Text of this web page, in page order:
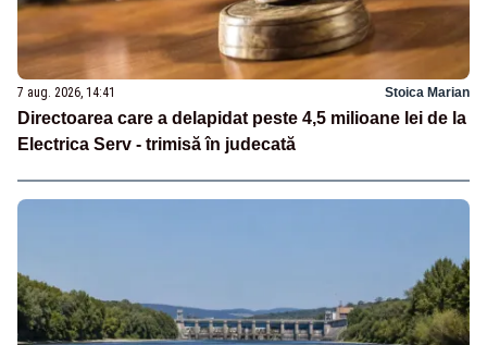
7 aug. 2026, 14:41 Stoica Marian
Directoarea care a delapidat peste 4,5 milioane lei de la
Electrica Serv - trimisă în judecată